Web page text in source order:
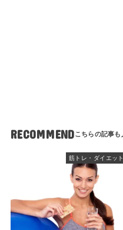
RECOMMEND
筋トレ・ダイエット